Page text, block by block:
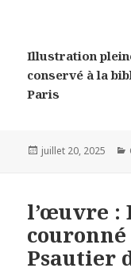
Illustration
conservé à la
Paris
Posted
juillet 20, 2025
l’œuvre :
Psautier